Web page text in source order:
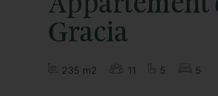
Gracia
235 m2 11 5 5